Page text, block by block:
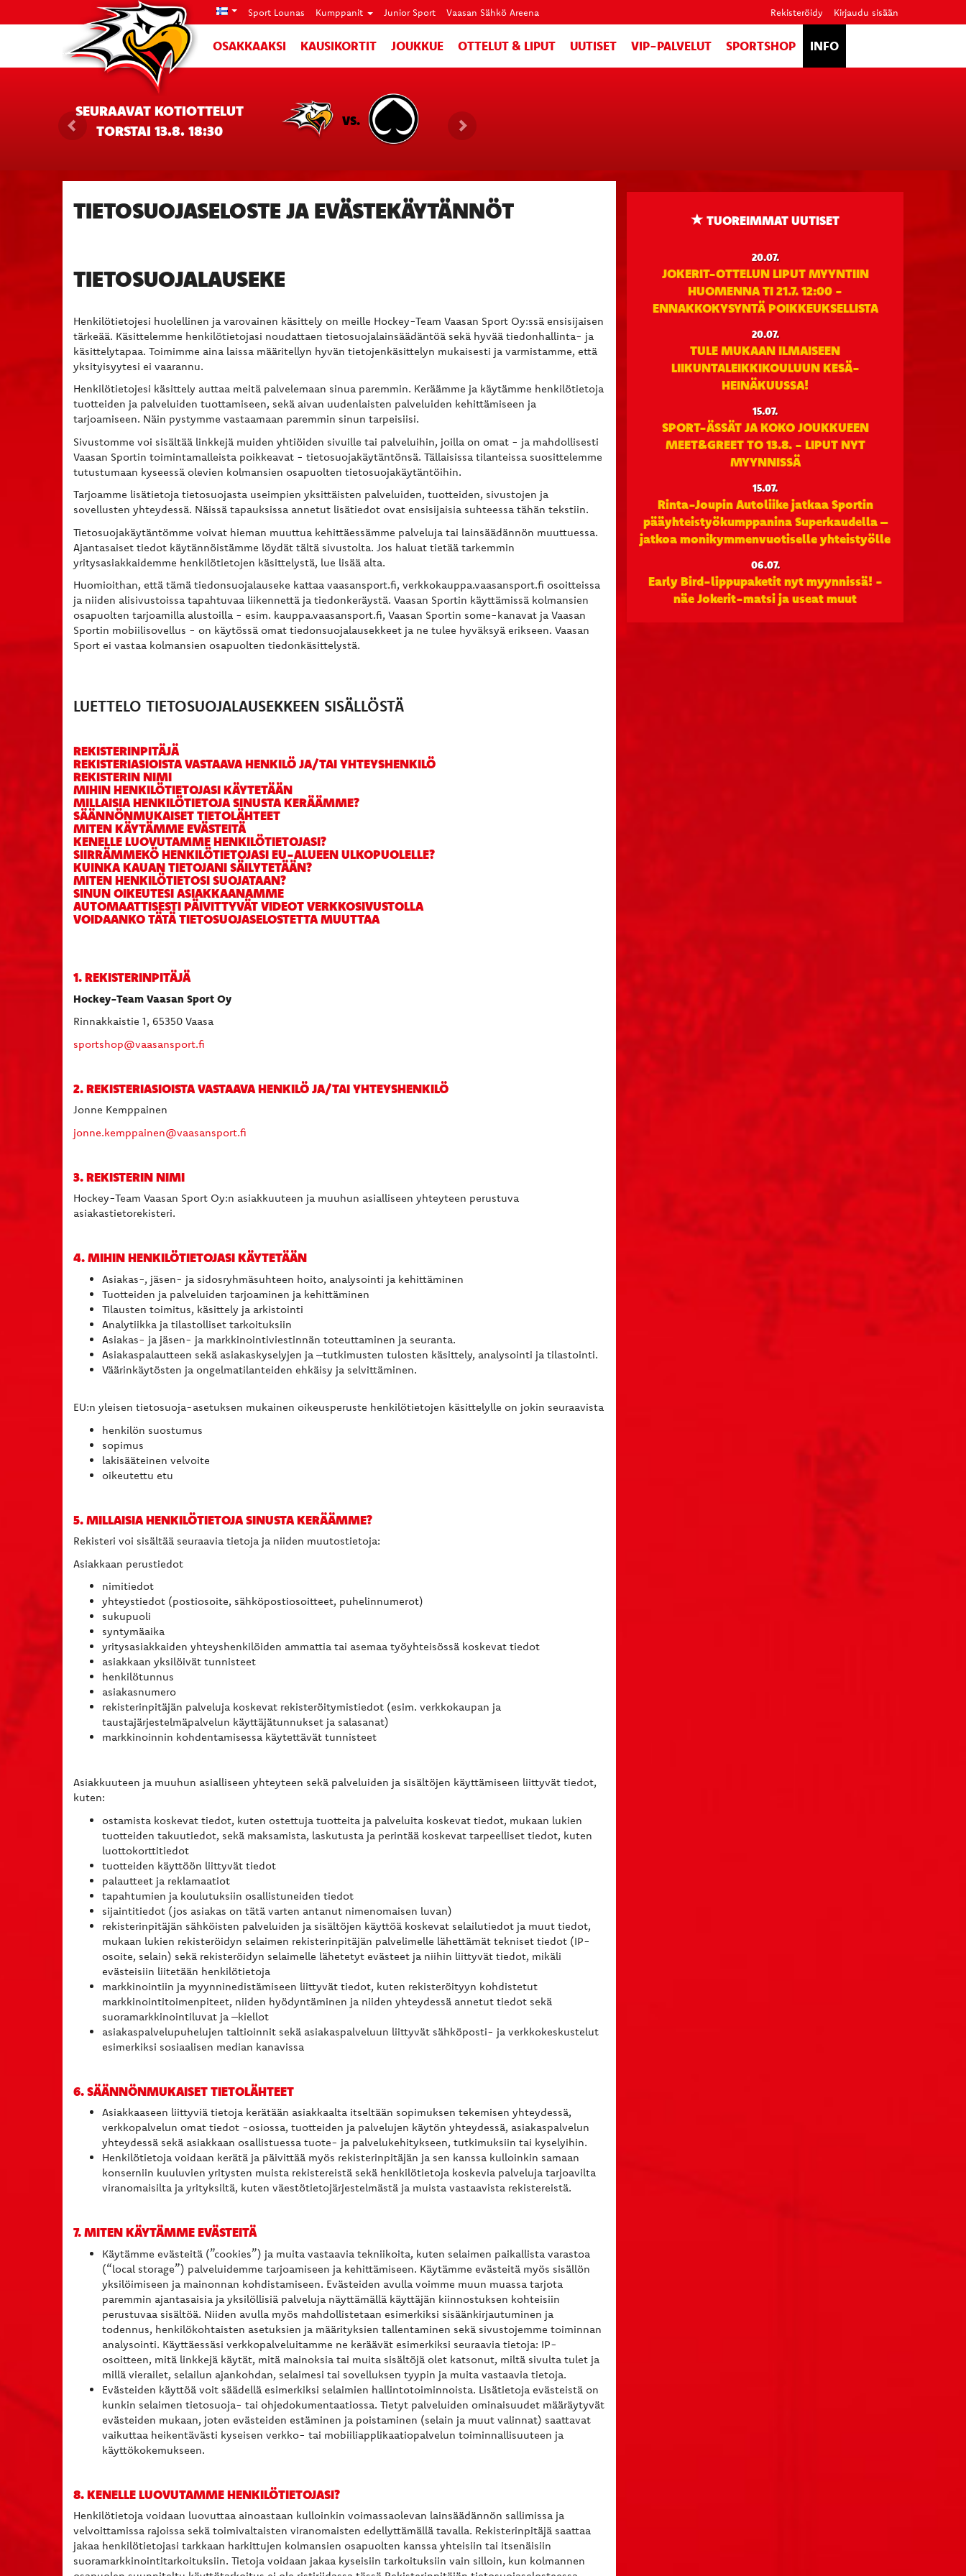
Sport Lounas Kumppanit Junior Sport Vaasan Sähkö Areena Rekisteröidy Kirjaudu sisään
OSAKKAAKSI KAUSIKORTIT JOUKKUE OTTELUT & LIPUT UUTISET VIP-PALVELUT SPORTSHOP INFO
SEURAAVAT KOTIOTTELUT
TORSTAI 13.8. 18:30
VS.
TIETOSUOJASELOSTE JA EVÄSTEKÄYTÄNNÖT
TIETOSUOJALAUSEKE
Henkilötietojesi huolellinen ja varovainen käsittely on meille Hockey-Team Vaasan Sport Oy:ssä ensisijaisen
tärkeää. Käsittelemme henkilötietojasi noudattaen tietosuojalainsäädäntöä sekä hyvää tiedonhallinta- ja
käsittelytapaa. Toimimme aina laissa määritellyn hyvän tietojenkäsittelyn mukaisesti ja varmistamme, että
yksityisyytesi ei vaarannu.
Henkilötietojesi käsittely auttaa meitä palvelemaan sinua paremmin. Keräämme ja käytämme henkilötietoja
tuotteiden ja palveluiden tuottamiseen, sekä aivan uudenlaisten palveluiden kehittämiseen ja
tarjoamiseen. Näin pystymme vastaamaan paremmin sinun tarpeisiisi.
Sivustomme voi sisältää linkkejä muiden yhtiöiden sivuille tai palveluihin, joilla on omat - ja mahdollisesti
Vaasan Sportin toimintamalleista poikkeavat - tietosuojakäytäntönsä. Tällaisissa tilanteissa suosittelemme
tutustumaan kyseessä olevien kolmansien osapuolten tietosuojakäytäntöihin.
Tarjoamme lisätietoja tietosuojasta useimpien yksittäisten palveluiden, tuotteiden, sivustojen ja
sovellusten yhteydessä. Näissä tapauksissa annetut lisätiedot ovat ensisijaisia suhteessa tähän tekstiin.
Tietosuojakäytäntömme voivat hieman muuttua kehittäessämme palveluja tai lainsäädännön muuttuessa.
Ajantasaiset tiedot käytännöistämme löydät tältä sivustolta. Jos haluat tietää tarkemmin
yritysasiakkaidemme henkilötietojen käsittelystä, lue lisää alta.
Huomioithan, että tämä tiedonsuojalauseke kattaa vaasansport.fi, verkkokauppa.vaasansport.fi osoitteissa
ja niiden alisivustoissa tapahtuvaa liikennettä ja tiedonkeräystä. Vaasan Sportin käyttämissä kolmansien
osapuolten tarjoamilla alustoilla - esim. kauppa.vaasansport.fi, Vaasan Sportin some-kanavat ja Vaasan
Sportin mobiilisovellus - on käytössä omat tiedonsuojalausekkeet ja ne tulee hyväksyä erikseen. Vaasan
Sport ei vastaa kolmansien osapuolten tiedonkäsittelystä.
LUETTELO TIETOSUOJALAUSEKKEEN SISÄLLÖSTÄ
REKISTERINPITÄJÄ
REKISTERIASIOISTA VASTAAVA HENKILÖ JA/TAI YHTEYSHENKILÖ
REKISTERIN NIMI
MIHIN HENKILÖTIETOJASI KÄYTETÄÄN
MILLAISIA HENKILÖTIETOJA SINUSTA KERÄÄMME?
SÄÄNNÖNMUKAISET TIETOLÄHTEET
MITEN KÄYTÄMME EVÄSTEITÄ
KENELLE LUOVUTAMME HENKILÖTIETOJASI?
SIIRRÄMMEKÖ HENKILÖTIETOJASI EU-ALUEEN ULKOPUOLELLE?
KUINKA KAUAN TIETOJANI SÄILYTETÄÄN?
MITEN HENKILÖTIETOSI SUOJATAAN?
SINUN OIKEUTESI ASIAKKAANAMME
AUTOMAATTISESTI PÄIVITTYVÄT VIDEOT VERKKOSIVUSTOLLA
VOIDAANKO TÄTÄ TIETOSUOJASELOSTETTA MUUTTAA
1.REKISTERINPITÄJÄ
Hockey-Team Vaasan Sport Oy
Rinnakkaistie 1, 65350 Vaasa
sportshop@vaasansport.fi
2. REKISTERIASIOISTA VASTAAVA HENKILÖ JA/TAI YHTEYSHENKILÖ
Jonne Kemppainen
jonne.kemppainen@vaasansport.fi
3. REKISTERIN NIMI
Hockey-Team Vaasan Sport Oy:n asiakkuuteen ja muuhun asialliseen yhteyteen perustuva
asiakastietorekisteri.
4. MIHIN HENKILÖTIETOJASI KÄYTETÄÄN
Asiakas-, jäsen- ja sidosryhmäsuhteen hoito, analysointi ja kehittäminen
Tuotteiden ja palveluiden tarjoaminen ja kehittäminen
Tilausten toimitus, käsittely ja arkistointi
Analytiikka ja tilastolliset tarkoituksiin
Asiakas- ja jäsen- ja markkinointiviestinnän toteuttaminen ja seuranta.
Asiakaspalautteen sekä asiakaskyselyjen ja –tutkimusten tulosten käsittely, analysointi ja tilastointi.
Väärinkäytösten ja ongelmatilanteiden ehkäisy ja selvittäminen.
EU:n yleisen tietosuoja-asetuksen mukainen oikeusperuste henkilötietojen käsittelylle on jokin seuraavista
henkilön suostumus
sopimus
lakisääteinen velvoite
oikeutettu etu
5. MILLAISIA HENKILÖTIETOJA SINUSTA KERÄÄMME?
Rekisteri voi sisältää seuraavia tietoja ja niiden muutostietoja:
Asiakkaan perustiedot
nimitiedot
yhteystiedot (postiosoite, sähköpostiosoitteet, puhelinnumerot)
sukupuoli
syntymäaika
yritysasiakkaiden yhteyshenkilöiden ammattia tai asemaa työyhteisössä koskevat tiedot
asiakkaan yksilöivät tunnisteet
henkilötunnus
asiakasnumero
rekisterinpitäjän palveluja koskevat rekisteröitymistiedot (esim. verkkokaupan ja
taustajärjestelmäpalvelun käyttäjätunnukset ja salasanat)
markkinoinnin kohdentamisessa käytettävät tunnisteet
Asiakkuuteen ja muuhun asialliseen yhteyteen sekä palveluiden ja sisältöjen käyttämiseen liittyvät tiedot,
kuten:
ostamista koskevat tiedot, kuten ostettuja tuotteita ja palveluita koskevat tiedot, mukaan lukien
tuotteiden takuutiedot, sekä maksamista, laskutusta ja perintää koskevat tarpeelliset tiedot, kuten
luottokorttitiedot
tuotteiden käyttöön liittyvät tiedot
palautteet ja reklamaatiot
tapahtumien ja koulutuksiin osallistuneiden tiedot
sijaintitiedot (jos asiakas on tätä varten antanut nimenomaisen luvan)
rekisterinpitäjän sähköisten palveluiden ja sisältöjen käyttöä koskevat selailutiedot ja muut tiedot,
mukaan lukien rekisteröidyn selaimen rekisterinpitäjän palvelimelle lähettämät tekniset tiedot (IP-
osoite, selain) sekä rekisteröidyn selaimelle lähetetyt evästeet ja niihin liittyvät tiedot, mikäli
evästeisiin liitetään henkilötietoja
markkinointiin ja myynninedistämiseen liittyvät tiedot, kuten rekisteröityyn kohdistetut
markkinointitoimenpiteet, niiden hyödyntäminen ja niiden yhteydessä annetut tiedot sekä
suoramarkkinointiluvat ja –kiellot
asiakaspalvelupuhelujen taltioinnit sekä asiakaspalveluun liittyvät sähköposti- ja verkkokeskustelut
esimerkiksi sosiaalisen median kanavissa
6. SÄÄNNÖNMUKAISET TIETOLÄHTEET
Asiakkaaseen liittyviä tietoja kerätään asiakkaalta itseltään sopimuksen tekemisen yhteydessä,
verkkopalvelun omat tiedot -osiossa, tuotteiden ja palvelujen käytön yhteydessä, asiakaspalvelun
yhteydessä sekä asiakkaan osallistuessa tuote- ja palvelukehitykseen, tutkimuksiin tai kyselyihin.
Henkilötietoja voidaan kerätä ja päivittää myös rekisterinpitäjän ja sen kanssa kulloinkin samaan
konserniin kuuluvien yritysten muista rekistereistä sekä henkilötietoja koskevia palveluja tarjoavilta
viranomaisilta ja yrityksiltä, kuten väestötietojärjestelmästä ja muista vastaavista rekistereistä.
7. MITEN KÄYTÄMME EVÄSTEITÄ
Käytämme evästeitä (”cookies”) ja muita vastaavia tekniikoita, kuten selaimen paikallista varastoa
(“local storage”) palveluidemme tarjoamiseen ja kehittämiseen. Käytämme evästeitä myös sisällön
yksilöimiseen ja mainonnan kohdistamiseen. Evästeiden avulla voimme muun muassa tarjota
paremmin ajantasaisia ja yksilöllisiä palveluja näyttämällä käyttäjän kiinnostuksen kohteisiin
perustuvaa sisältöä. Niiden avulla myös mahdollistetaan esimerkiksi sisäänkirjautuminen ja
todennus, henkilökohtaisten asetuksien ja määrityksien tallentaminen sekä sivustojemme toiminnan
analysointi. Käyttäessäsi verkkopalveluitamme ne keräävät esimerkiksi seuraavia tietoja: IP-
osoitteen, mitä linkkejä käytät, mitä mainoksia tai muita sisältöjä olet katsonut, miltä sivulta tulet ja
millä vierailet, selailun ajankohdan, selaimesi tai sovelluksen tyypin ja muita vastaavia tietoja.
Evästeiden käyttöä voit säädellä esimerkiksi selaimien hallintotoiminnoista. Lisätietoja evästeistä on
kunkin selaimen tietosuoja- tai ohjedokumentaatiossa. Tietyt palveluiden ominaisuudet määräytyvät
evästeiden mukaan, joten evästeiden estäminen ja poistaminen (selain ja muut valinnat) saattavat
vaikuttaa heikentävästi kyseisen verkko- tai mobiiliapplikaatiopalvelun toiminnallisuuteen ja
käyttökokemukseen.​​​​​​​
8. KENELLE LUOVUTAMME HENKILÖTIETOJASI?
Henkilötietoja voidaan luovuttaa ainoastaan kulloinkin voimassaolevan lainsäädännön sallimissa ja
velvoittamissa rajoissa sekä toimivaltaisten viranomaisten edellyttämällä tavalla. Rekisterinpitäjä saattaa
jakaa henkilötietojasi tarkkaan harkittujen kolmansien osapuolten kanssa yhteisiin tai itsenäisiin
suoramarkkinointitarkoituksiin. Tietoja voidaan jakaa kyseisiin tarkoituksiin vain silloin, kun kolmannen
TUOREIMMAT UUTISET
20.07.
JOKERIT-OTTELUN LIPUT MYYNTIIN
HUOMENNA TI 21.7. 12:00 -
ENNAKKOKYSYNTÄ POIKKEUKSELLISTA
20.07.
TULE MUKAAN ILMAISEEN
LIIKUNTALEIKKIKOULUUN KESÄ-
HEINÄKUUSSA!
15.07.
SPORT-ÄSSÄT JA KOKO JOUKKUEEN
MEET&GREET TO 13.8. - LIPUT NYT
MYYNNISSÄ
15.07.
Rinta-Joupin Autoliike jatkaa Sportin
pääyhteistyökumppanina Superkaudella –
jatkoa monikymmenvuotiselle yhteistyölle
06.07.
Early Bird-lippupaketit nyt myynnissä! -
näe Jokerit-matsi ja useat muut